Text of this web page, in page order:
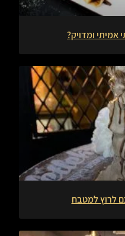
ומדויק?
לרוץ למטבח